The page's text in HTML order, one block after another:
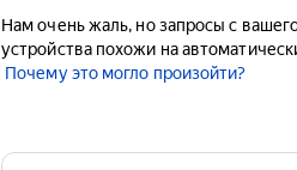
Нам очень жаль, но запросы с
устройства похожи на
Почему это могло произойти?